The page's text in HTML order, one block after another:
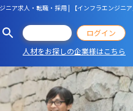
ニア求人・転職・採用 | 【インフラエンジ
ログイン
人材をお探しの企業様はこちら